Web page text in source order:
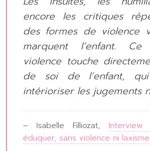
encore les critiques
des formes de violence
marquent l’enfant.
violence touche
de soi de l’enfant,
intérioriser les jugements
– Isabelle Filliozat,
éduquer, sans violence ni laxisme